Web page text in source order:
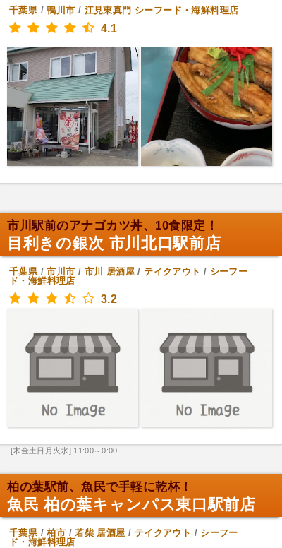
千葉県/鴨川市 / 江見東真門 シーフード・海鮮料理店
4.1
市川駅前のアナゴカツ丼、10食限定！
目利きの銀次 市川北口駅前店
千葉県/市川市 / 市川 居酒屋 /テイクアウト / シーフー
ド・海鮮料理店
3.2
[木金土日月火水] 11:00～0:00
柏の葉駅前、魚民で手軽に乾杯！
魚民 柏の葉キャンパス東口駅前店
千葉県/柏市 /若柴 居酒屋 / テイクアウト / シーフー
ド・海鮮料理店